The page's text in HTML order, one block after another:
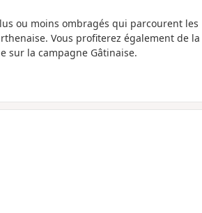
ou moins ombragés qui parcourent les
Vous profiterez également de la
sur la campagne Gâtinaise.